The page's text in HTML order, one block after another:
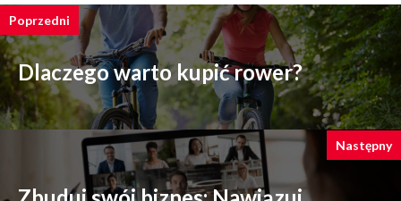
Poprzedni
Dlaczego warto kupić rower?
Następny